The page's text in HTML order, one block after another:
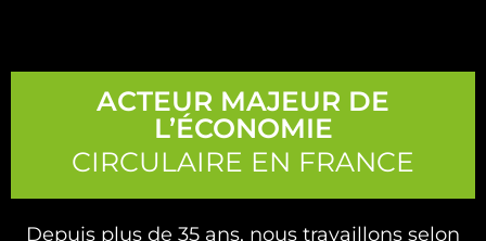
ACTEUR MAJEUR DE
L’ÉCONOMIE
CIRCULAIRE EN FRANCE
Depuis plus de 35 ans, nous travaillons selon